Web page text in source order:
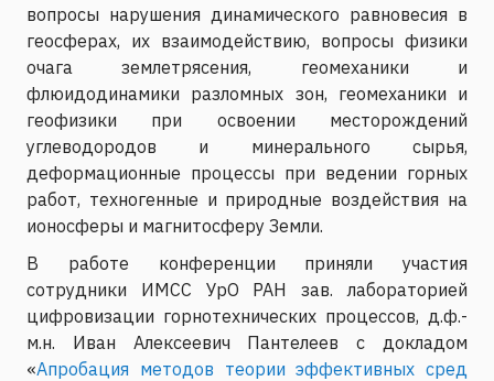
вопросы нарушения динамического равновесия в
геосферах, их взаимодействию, вопросы физики
очага землетрясения, геомеханики и
флюидодинамики разломных зон, геомеханики и
геофизики при освоении месторождений
углеводородов и минерального сырья,
деформационные процессы при ведении горных
работ, техногенные и природные воздействия на
ионосферы и магнитосферу Земли.
В работе конференции приняли участия
сотрудники ИМСС УрО РАН зав. лабораторией
цифровизации горнотехнических процессов, д.ф.-
м.н. Иван Алексеевич Пантелеев с докладом
«Апробация методов теории эффективных сред